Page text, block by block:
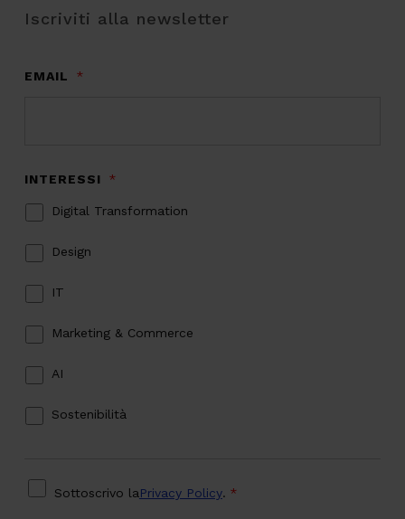
Iscriviti alla newsletter
EMAIL *
INTERESSI *
Digital Transformation
Design
IT
Marketing & Commerce
AI
Sostenibilità
Sottoscrivo laPrivacy Policy. *